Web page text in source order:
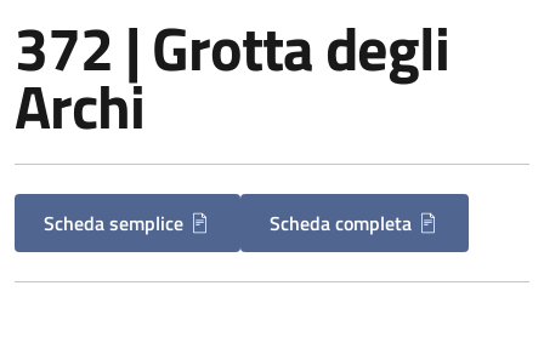
372 | Grotta degli
Archi
Scheda semplice Scheda completa